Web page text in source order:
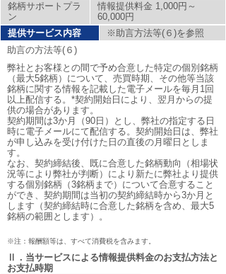
銘柄サポートプラ
ン
情報提供料金 1,000円～
60,000円
提供サービス内容
※助言方法等(６)を参照
助言の方法等(６)
弊社とお客様との間で予め合意した特定の個別銘柄
（最大5銘柄）について、売買時期、その他等当該
銘柄に関する情報を記載した電子メールを毎月1回
以上配信する。*契約開始日により、翌月からの提
供の場合があります。
契約期間は3か月（90日）とし、弊社の指定する日
時に電子メールにて配信する。契約開始日は、弊社
が申し込みを受け付けた日の直後の月曜日としま
す。
なお、契約締結後、既に合意した銘柄動向（相場状
況等により弊社が判断）により新たに弊社より提供
する個別銘柄（3銘柄まで）について合意すること
ができ、契約期間は当初の契約締結時から3か月と
します（契約締結時に合意した銘柄を含め、最大5
銘柄の範囲とします）。
※注：報酬額等は、すべて消費税を含みます。
Ⅱ．当サービスによる情報提供料金のお支払方法と
お支払時期